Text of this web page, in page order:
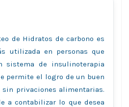
de Hidratos de carbono es
utilizada en personas que
sistema de insulinoterapia
permite el logro de un buen
privaciones alimentarias.
a contabilizar lo que desea